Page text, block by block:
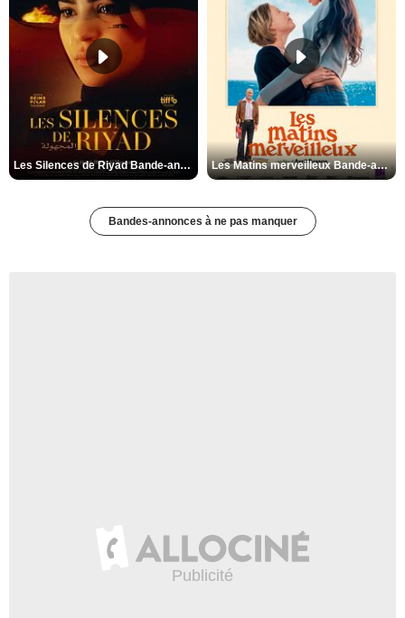
Les Silences de Riyad Bande-annonce VO STFR Les Matins merveilleux Bande-annonce VF
Bandes-annonces à ne pas manquer